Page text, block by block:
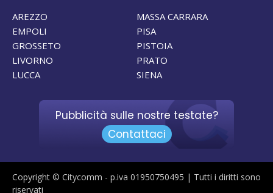
AREZZO
EMPOLI
GROSSETO
LIVORNO
LUCCA
MASSA CARRARA
PISA
PISTOIA
PRATO
SIENA
Pubblicità sulle nostre testate?
Contattaci
Copyright © Citycomm - p.iva 01950750495 | Tutti i diritti sono
riservati